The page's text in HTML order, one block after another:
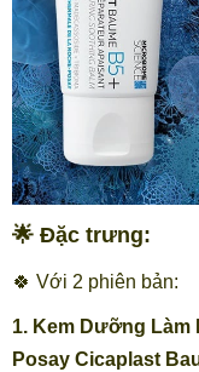
🌟 Đặc trưng:
🍀 Với 2 phiên bản:
1. Kem Dưỡng Làm
Posay Cicaplast